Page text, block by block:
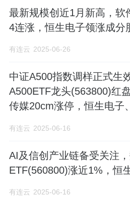
最新规模创近1月新高，软
4连涨，恒生电子领涨成分
有连云 2025-06-26
中证A500指数调样正式生
A500ETF龙头(563800)红
传媒20cm涨停，恒生电子
有连云 2025-06-16
AI及信创产业链备受关注
ETF(560800)涨近1%，恒
有连云 2025-06-16